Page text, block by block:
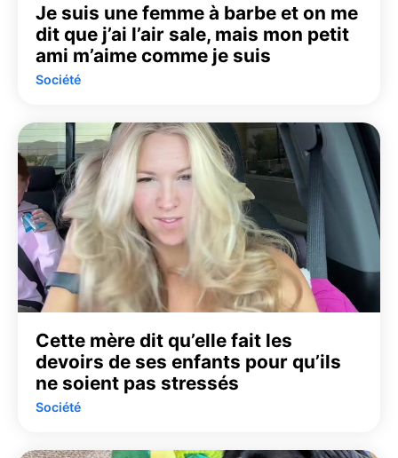
Je suis une femme à barbe et on me
dit que j’ai l’air sale, mais mon petit
ami m’aime comme je suis
Société
Cette mère dit qu’elle fait les
devoirs de ses enfants pour qu’ils
ne soient pas stressés
Société